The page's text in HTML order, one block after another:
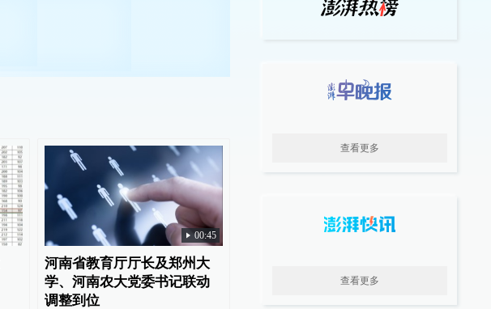
00:45
河南省教育厅厅长及郑州大
学、河南农大党委书记联动
调整到位
查看更多
查看更多